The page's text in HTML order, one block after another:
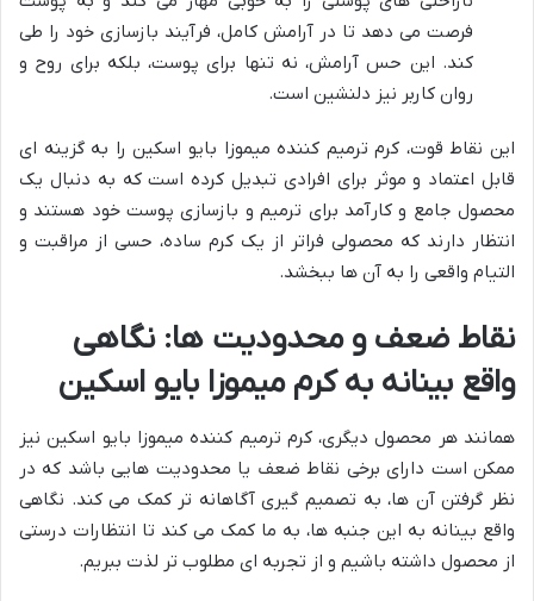
فرصت می دهد تا در آرامش کامل، فرآیند بازسازی خود را طی
کند. این حس آرامش، نه تنها برای پوست، بلکه برای روح و
روان کاربر نیز دلنشین است.
این نقاط قوت، کرم ترمیم کننده میموزا بایو اسکین را به گزینه ای
قابل اعتماد و موثر برای افرادی تبدیل کرده است که به دنبال یک
محصول جامع و کارآمد برای ترمیم و بازسازی پوست خود هستند و
انتظار دارند که محصولی فراتر از یک کرم ساده، حسی از مراقبت و
التیام واقعی را به آن ها ببخشد.
نقاط ضعف و محدودیت ها: نگاهی
واقع بینانه به کرم میموزا بایو اسکین
همانند هر محصول دیگری، کرم ترمیم کننده میموزا بایو اسکین نیز
ممکن است دارای برخی نقاط ضعف یا محدودیت هایی باشد که در
نظر گرفتن آن ها، به تصمیم گیری آگاهانه تر کمک می کند. نگاهی
واقع بینانه به این جنبه ها، به ما کمک می کند تا انتظارات درستی
از محصول داشته باشیم و از تجربه ای مطلوب تر لذت ببریم.